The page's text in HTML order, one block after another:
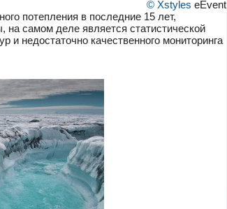
© Xstyles eEvent
потепления в последние 15 лет,
самом деле является статистической
недостаточно качественного мониторинга